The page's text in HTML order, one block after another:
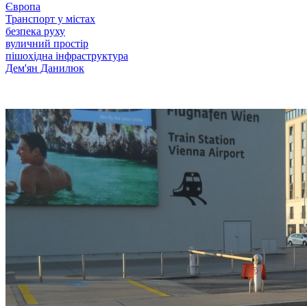
Європа
Транспорт у містах
безпека руху
вуличний простір
пішохідна інфраструктура
Дем'ян Данилюк